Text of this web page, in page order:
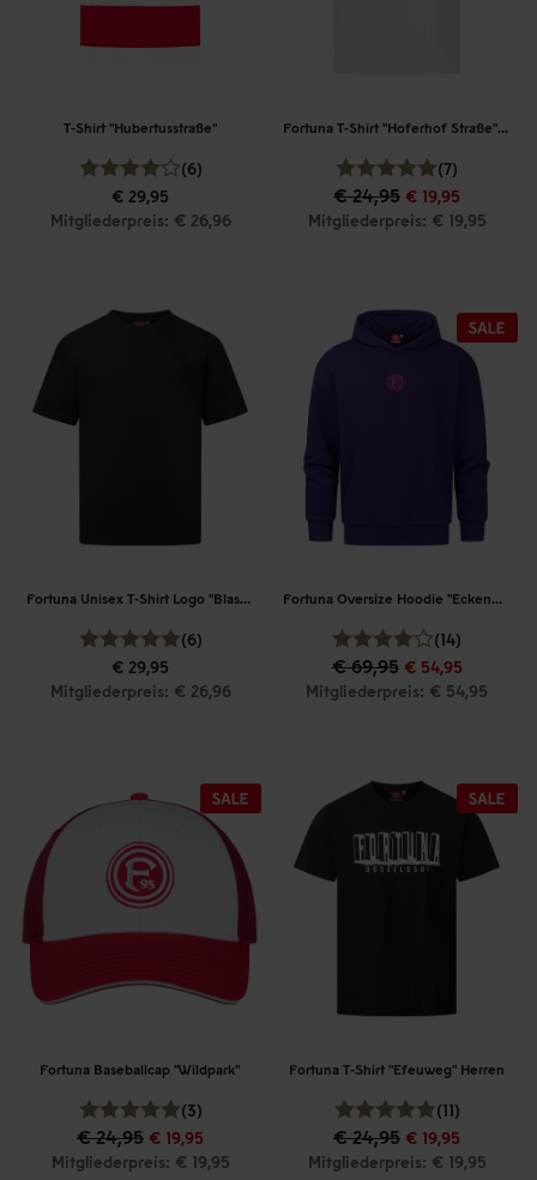
T-Shirt "Hubertusstraße"
(6)
€ 29,95
Mitgliederpreis: € 26,96
Fortuna T-Shirt "Hoferhof Straße" Herren
(7)
€ 24,95 € 19,95
Mitgliederpreis: € 19,95
Fortuna Unisex T-Shirt Logo "Blasiusstraße"
(6)
€ 29,95
Mitgliederpreis: € 26,96
Fortuna Oversize Hoodie "Eckenerstraße"
(14)
€ 69,95 € 54,95
Mitgliederpreis: € 54,95
Fortuna Baseballcap "Wildpark"
(3)
€ 24,95 € 19,95
Mitgliederpreis: € 19,95
Fortuna T-Shirt "Efeuweg" Herren
(11)
€ 24,95 € 19,95
Mitgliederpreis: € 19,95